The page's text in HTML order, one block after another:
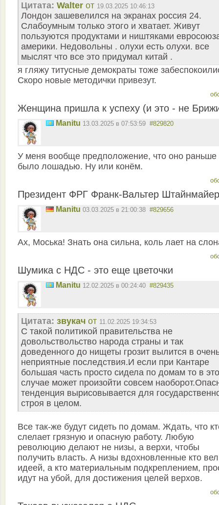
Цитата: Walter от 19.03.2025 10:46:13
Лондон зашевелился на экранах россия 24.
Слабоумным только этого и хватает. Живут
пользуются продуктами и ништяками
америки. Недовольны . олухи есть олухи. все
мыслят что все это придумал китай .
я гляжу титусные демократы тоже
Скоро новые методички привезут.
Женщина пришла к успеху (и это - не
Manitu 13.03.2025 в 07:53:59 #829820
У меня вообще предположение, что оно раньше
было лошадью. Ну или конём.
Президент ФРГ Франк-Вальтер Штайнмайер
Manitu 03.03.2025 в 21:00:38 #829656
Ах, Моська! Знать она сильна, коль лает на
Шумика с НДС - это еще цветочки
Manitu 12.02.2025 в 00:24:40 #829435
Цитата: звукач от 11.02.2025 19:34:53
С такой политикой правительства не
довольствольство народа страны и так
доведенного до нищеты грозит вылится в
неприятные последствия.И если при Кантаре
большая часть просто сидела по домам то в
случае может произойти совсем
тенденция вырисовывается для
строя в целом.
Все так-же будут сидеть по домам. Ждать, что
слелает грязную и опасную работу. Любую
революцию делают не низы, а верхи, чтобы
получить власть. А низы вдохновленные кто
идеей, а кто материальным подкреплением,
идут на убой, для достижения целей верхов.